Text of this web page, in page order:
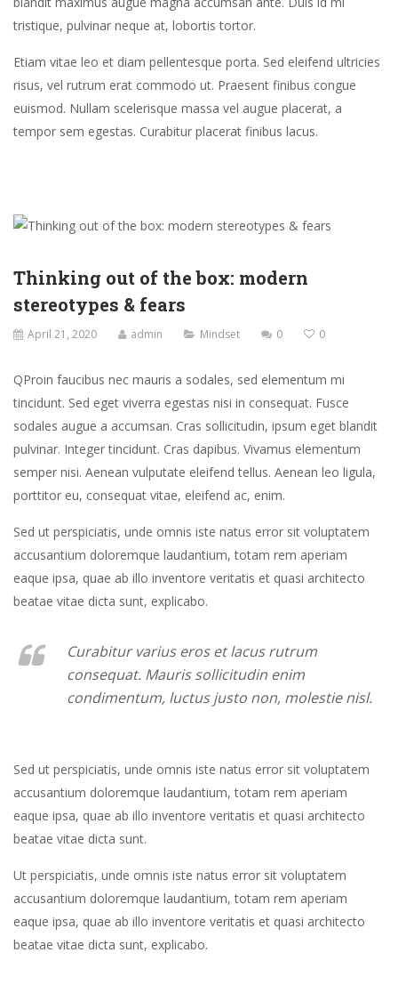
tristique, pulvinar neque at, lobortis tortor.
Etiam vitae leo et diam pellentesque porta. Sed eleifend ultricies
risus, vel rutrum erat commodo ut. Praesent finibus congue
euismod. Nullam scelerisque massa vel augue placerat, a
tempor sem egestas. Curabitur placerat finibus lacus.
Thinking out of the box: modern
stereotypes & fears
April 21, 2020 admin Mindset 0 0
QProin faucibus nec mauris a sodales, sed elementum mi
tincidunt. Sed eget viverra egestas nisi in consequat. Fusce
sodales augue a accumsan. Cras sollicitudin, ipsum eget blandit
pulvinar. Integer tincidunt. Cras dapibus. Vivamus elementum
semper nisi. Aenean vulputate eleifend tellus. Aenean leo ligula,
porttitor eu, consequat vitae, eleifend ac, enim.
Sed ut perspiciatis, unde omnis iste natus error sit voluptatem
accusantium doloremque laudantium, totam rem aperiam
eaque ipsa, quae ab illo inventore veritatis et quasi architecto
beatae vitae dicta sunt, explicabo.
Curabitur varius eros et lacus rutrum
consequat. Mauris sollicitudin enim
condimentum, luctus justo non, molestie nisl.
Sed ut perspiciatis, unde omnis iste natus error sit voluptatem
accusantium doloremque laudantium, totam rem aperiam
eaque ipsa, quae ab illo inventore veritatis et quasi architecto
beatae vitae dicta sunt.
Ut perspiciatis, unde omnis iste natus error sit voluptatem
accusantium doloremque laudantium, totam rem aperiam
eaque ipsa, quae ab illo inventore veritatis et quasi architecto
beatae vitae dicta sunt, explicabo.